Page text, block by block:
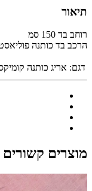
תיאור
רוחב בד 150 סמ
הרכב בד כותנה
דגם: אריג כותנה
מוצרים קשורים